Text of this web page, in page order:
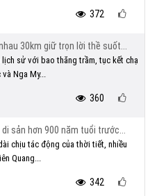
372
30km giữ trọn lời thề suốt...
lịch sử với bao thăng trầm, tục kết chạ
Nga My...
360
di sản hơn 900 năm tuổi trước...
chịu tác động của thời tiết, nhiều
Quang...
342